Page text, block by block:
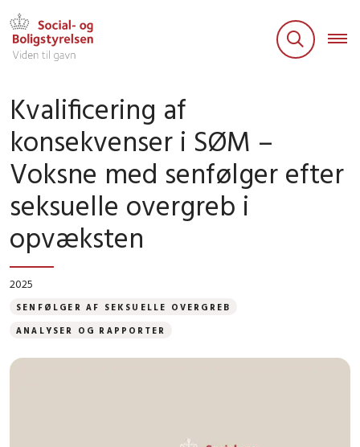
Kvalificering af
konsekvenser i SØM –
Voksne med senfølger efter
seksuelle overgreb i
opvæksten
2025
SENFØLGER AF SEKSUELLE OVERGREB
ANALYSER OG RAPPORTER